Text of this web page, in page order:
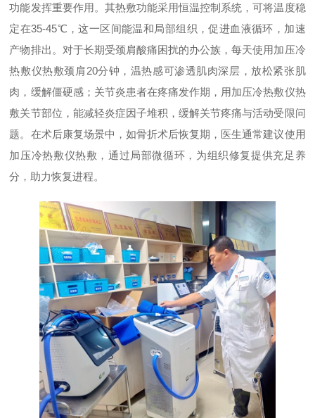
功能发挥重要作用。其热敷功能采用恒温控制系统，可将温度稳
定在35-45℃，这一区间能温和局部组织，促进血液循环，加速
产物排出。对于长期受颈肩酸痛困扰的办公族，每天使用加压冷
热敷仪热敷颈肩20分钟，温热感可渗透肌肉深层，放松紧张肌
肉，缓解僵硬感；关节炎患者在疼痛发作期，用加压冷热敷仪热
敷关节部位，能减轻炎症因子堆积，缓解关节疼痛与活动受限问
题。在术后康复场景中，如骨折术后恢复期，医生通常建议使用
加压冷热敷仪热敷，通过局部微循环，为组织修复提供充足养
分，助力恢复进程。